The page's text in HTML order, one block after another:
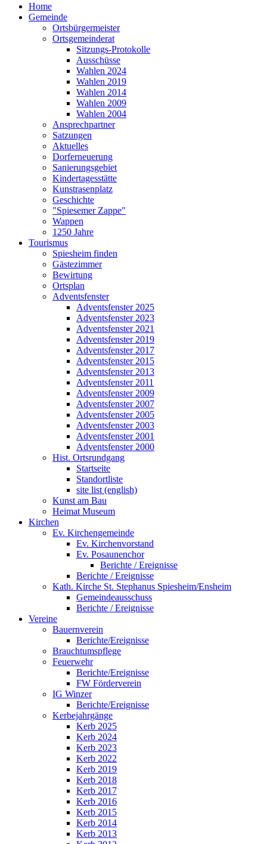
Home
Gemeinde
Ortsbürgermeister
Ortsgemeinderat
Sitzungs-Protokolle
Ausschüsse
Wahlen 2024
Wahlen 2019
Wahlen 2014
Wahlen 2009
Wahlen 2004
Ansprechpartner
Satzungen
Aktuelles
Dorferneuerung
Sanierungsgebiet
Kindertagesstätte
Kunstrasenplatz
Geschichte
"Spiesemer Zappe"
Wappen
1250 Jahre
Tourismus
Spiesheim finden
Gästezimmer
Bewirtung
Ortsplan
Adventsfenster
Adventsfenster 2025
Adventsfenster 2023
Adventsfenster 2021
Adventsfenster 2019
Adventsfenster 2017
Adventsfenster 2015
Adventsfenster 2013
Adventsfenster 2011
Adventsfenster 2009
Adventsfenster 2007
Adventsfenster 2005
Adventsfenster 2003
Adventsfenster 2001
Adventsfenster 2000
Hist. Ortsrundgang
Startseite
Standortliste
site list (english)
Kunst am Bau
Heimat Museum
Kirchen
Ev. Kirchengemeinde
Ev. Kirchenvorstand
Ev. Posaunenchor
Berichte / Ereignisse
Berichte / Ereignisse
Kath. Kirche St. Stephanus Spiesheim/Ensheim
Gemeindeausschuss
Berichte / Ereignisse
Vereine
Bauernverein
Berichte/Ereignisse
Brauchtumspflege
Feuerwehr
Berichte/Ereignisse
FW Förderverein
IG Winzer
Berichte/Ereignisse
Kerbejahrgänge
Kerb 2025
Kerb 2024
Kerb 2023
Kerb 2022
Kerb 2019
Kerb 2018
Kerb 2017
Kerb 2016
Kerb 2015
Kerb 2014
Kerb 2013